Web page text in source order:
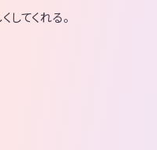
てくれる。